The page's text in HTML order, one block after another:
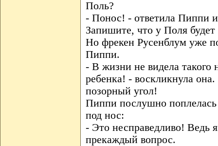
Поль?
- Понос! - ответила Пиппи и
Запишите, что у Поля
Но фрекен Русенблум уже
Пиппи.
- В жизни не видела такого
ребенка! - воскликнула
позорный угол!
Пиппи послушно
под нос:
- Это несправедливо! Ведь
прекаждый вопрос.